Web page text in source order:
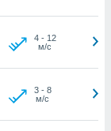
4- 12
м/с
3- 8
м/с